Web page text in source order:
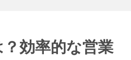
効率的な営業